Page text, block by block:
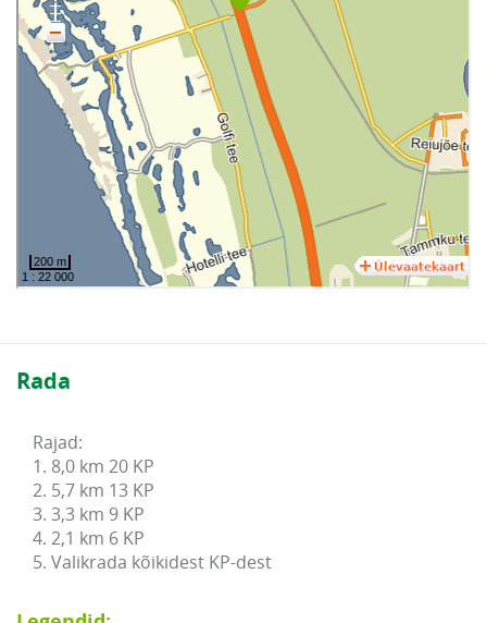
Rada
Rajad:
1. 8,0 km 20 KP
2. 5,7 km 13 KP
3. 3,3 km 9 KP
4. 2,1 km 6 KP
5. Valikrada kõikidest KP-dest